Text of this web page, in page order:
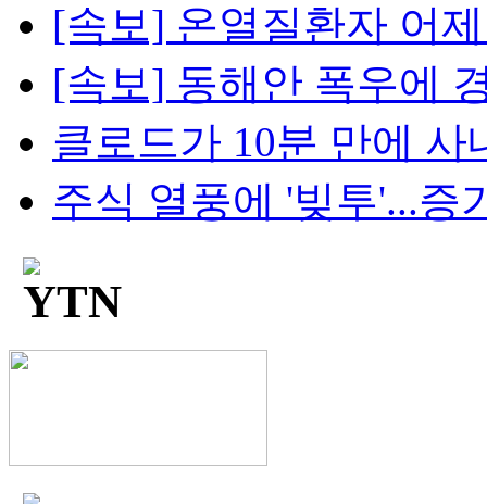
[속보] 온열질환자 어
[속보] 동해안 폭우에
클로드가 10분 만에 사
주식 열풍에 '빚투'...증